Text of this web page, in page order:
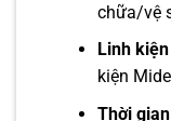
chữa/vệ
Linh
kiện
Thời